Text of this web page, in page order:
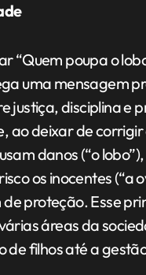
“Quem poupa o
uma mensagem
justiça, disciplina e
ao deixar de corrigir
danos (“o lobo”),
os inocentes (“a
proteção. Esse
áreas da
de filhos até a